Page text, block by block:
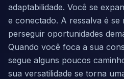
adaptabilidade. Você se
e conectado. A ressalva é se
perseguir oportunidades
Quando você foca a sua
segue alguns poucos
sua versatilidade se torna